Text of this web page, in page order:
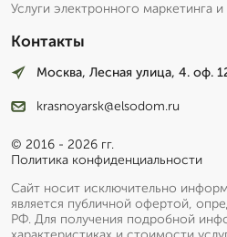
Услуги электронного маркетинга и
Контакты
Москва, Лесная улица, 4. оф.
krasnoyarsk@elsodom.ru
© 2016 - 2026 гг.
Политика конфиденциальности
Сайт носит исключительно
является публичной офертой,
РФ. Для получения подробной